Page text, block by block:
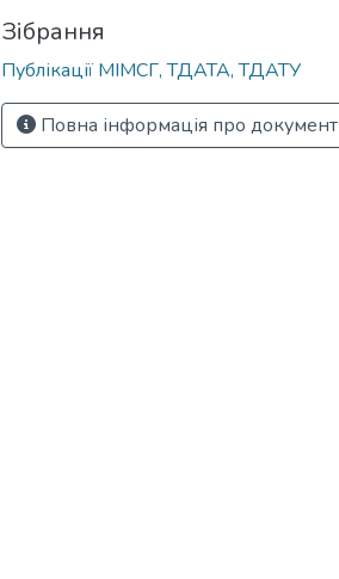
Зібрання
Публікації МІМСГ, ТДАТА, ТДАТУ
Повна інформація про документ